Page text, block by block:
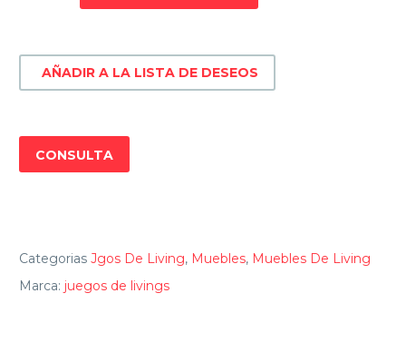
luares
cantidad
AÑADIR A LA LISTA DE DESEOS
CONSULTA
Categorias Jgos De Living, Muebles, Muebles De Living
Marca: juegos de livings